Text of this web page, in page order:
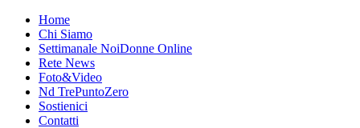
Home
Chi Siamo
Settimanale NoiDonne Online
Rete News
Foto&Video
Nd TrePuntoZero
Sostienici
Contatti